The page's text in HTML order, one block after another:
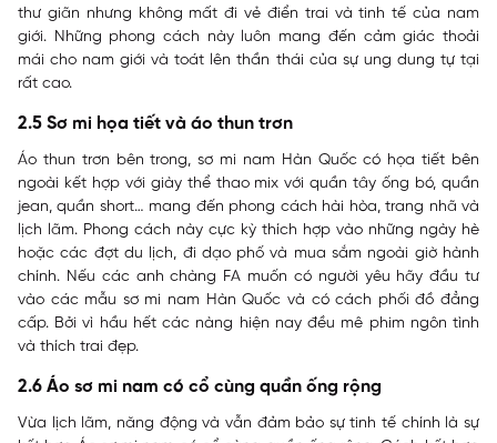
thư giãn nhưng không mất đi vẻ điển trai và tinh tế của nam
giới. Những phong cách này luôn mang đến cảm giác thoải
mái cho nam giới và toát lên thần thái của sự ung dung tự tại
rất cao.
2.5 Sơ mi họa tiết và áo thun trơn
Áo thun trơn bên trong, sơ mi nam Hàn Quốc có họa tiết bên
ngoài kết hợp với giày thể thao mix với quần tây ống bó, quần
jean, quần short… mang đến phong cách hài hòa, trang nhã và
lịch lãm. Phong cách này cực kỳ thích hợp vào những ngày hè
hoặc các đợt du lịch, đi dạo phố và mua sắm ngoài giờ hành
chính. Nếu các anh chàng FA muốn có người yêu hãy đầu tư
vào các mẫu sơ mi nam Hàn Quốc và có cách phối đồ đẳng
cấp. Bởi vì hầu hết các nàng hiện nay đều mê phim ngôn tình
và thích trai đẹp.
2.6 Áo sơ mi nam có cổ cùng quần ống rộng
Vừa lịch lãm, năng động và vẫn đảm bảo sự tinh tế chính là sự